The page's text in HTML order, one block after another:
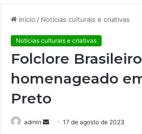
Início / Notícias culturais e criativas
Notícias culturais e criativas
Folclore
homenageado
Preto
admin 17 de agosto de 2023